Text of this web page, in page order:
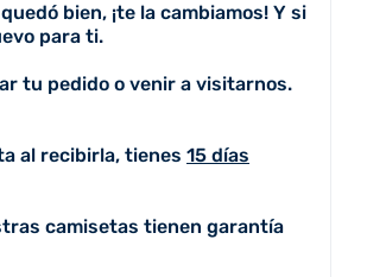
bien, ¡te la cambiamos! Y si
para ti.
tu pedido o venir a visitarnos.
al recibirla, tienes 15 días
camisetas tienen garantía